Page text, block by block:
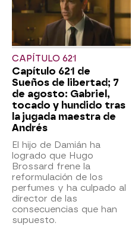
CAPÍTULO 621
Capítulo 621 de
Sueños de libertad; 7
de agosto: Gabriel,
tocado y hundido tras
la jugada maestra de
Andrés
El hijo de Damián ha
logrado que Hugo
Brossard frene la
reformulación de los
perfumes y ha culpado al
director de las
consecuencias que han
supuesto.